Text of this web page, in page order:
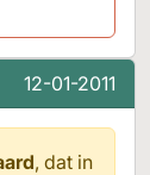
12-01-2011
, dat in